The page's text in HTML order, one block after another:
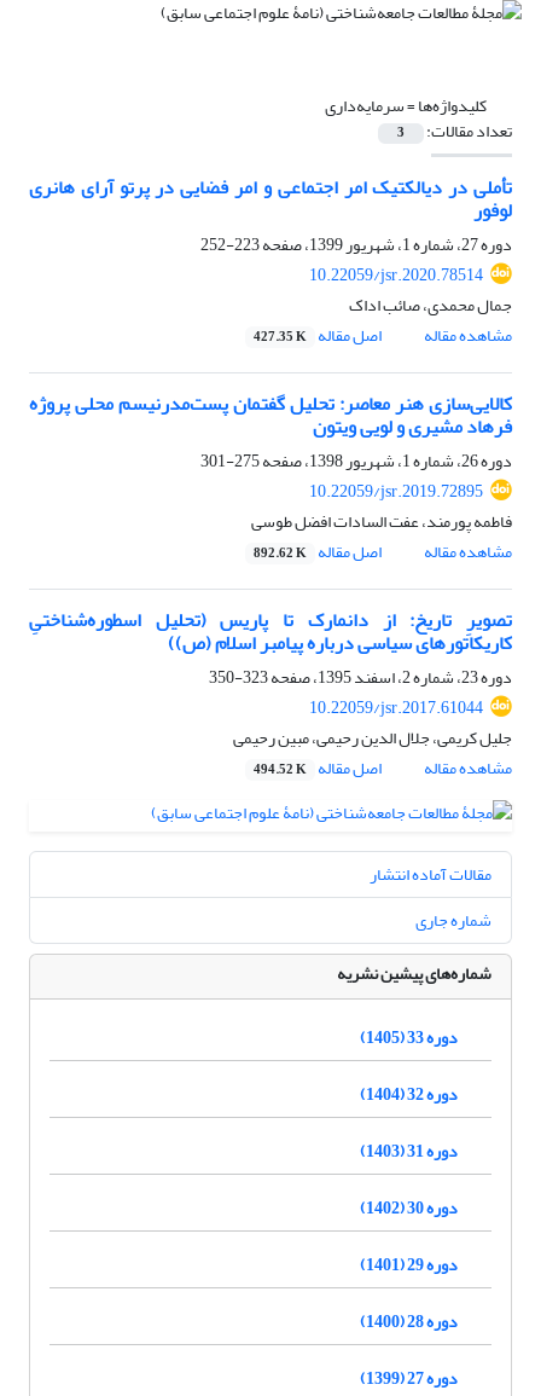
کلیدواژه‌ها =سرمایه‌داری
تعداد مقالات: 3
تأملی در دیالکتیک امر اجتماعی و امر فضایی در پرتو آرای هانری
لوفور
دوره 27، شماره 1، شهریور 1399، صفحه
223-252
10.22059/jsr.2020.78514
جمال محمدی، صائب اداک
مشاهده مقاله
اصل مقاله 427.35 K
کالایی‌سازی هنر معاصر: تحلیل گفتمان پست‌مدرنیسم محلی پروژه
فرهاد مشیری و لویی ویتون
دوره 26، شماره 1، شهریور 1398، صفحه
275-301
10.22059/jsr.2019.72895
فاطمه پورمند، عفت السادات افضل طوسی
مشاهده مقاله
اصل مقاله 892.62 K
تصویرِ تاریخ: از دانمارک تا پاریس (‌تحلیل اسطوره‌شناختیِ
کاریکاتورهای سیاسی درباره پیامبر اسلام (‌ص))
دوره 23، شماره 2، اسفند 1395، صفحه
323-350
10.22059/jsr.2017.61044
جلیل کریمی، جلال الدین رحیمی، مبین رحیمی
مشاهده مقاله
اصل مقاله 494.52 K
مقالات آماده انتشار
شماره جاری
شماره‌های پیشین نشریه
دوره 33 (1405)
دوره 32 (1404)
دوره 31 (1403)
دوره 30 (1402)
دوره 29 (1401)
دوره 28 (1400)
دوره 27 (1399)